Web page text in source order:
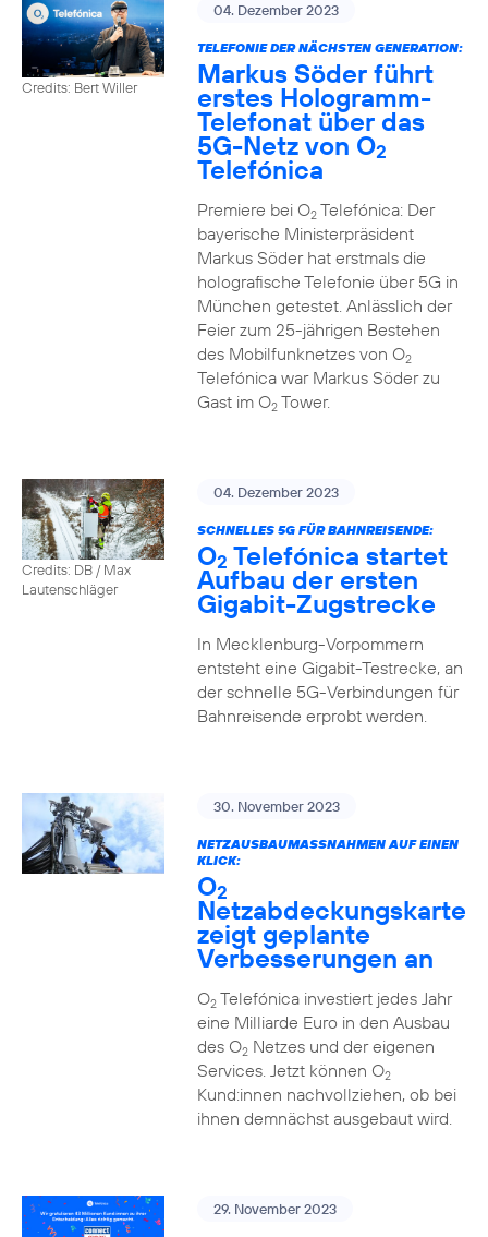
Credits: Bert Willer
04. Dezember 2023
TELEFONIE DER NÄCHSTEN GENERATION:
Markus Söder führt
erstes Hologramm-
Telefonat über das
5G-Netz von O2
Telefónica
Premiere bei O2Telefónica: Der
bayerische Ministerpräsident
Markus Söder hat erstmals die
holografische Telefonie über 5G in
München getestet. Anlässlich der
Feier zum 25-jährigen Bestehen
des Mobilfunknetzes von O2
Telefónica war Markus Söder zu
Gast im O2Tower.
Credits: DB / Max
Lautenschläger
04. Dezember 2023
SCHNELLES 5G FÜR BAHNREISENDE:
O2 Telefónica startet
Aufbau der ersten
Gigabit-Zugstrecke
In Mecklenburg-Vorpommern
entsteht eine Gigabit-Testrecke, an
der schnelle 5G-Verbindungen für
Bahnreisende erprobt werden.
30. November 2023
NETZAUSBAUMASSNAHMEN AUF EINEN K
LICK:
O2
Netzabdeckungskarte
zeigt geplante
Verbesserungen an
O2Telefónica investiert jedes Jahr
eine Milliarde Euro in den Ausbau
des O2Netzes und der eigenen
Services. Jetzt können O2
Kund:innen nachvollziehen, ob bei
ihnen demnächst ausgebaut wird.
29. November 2023